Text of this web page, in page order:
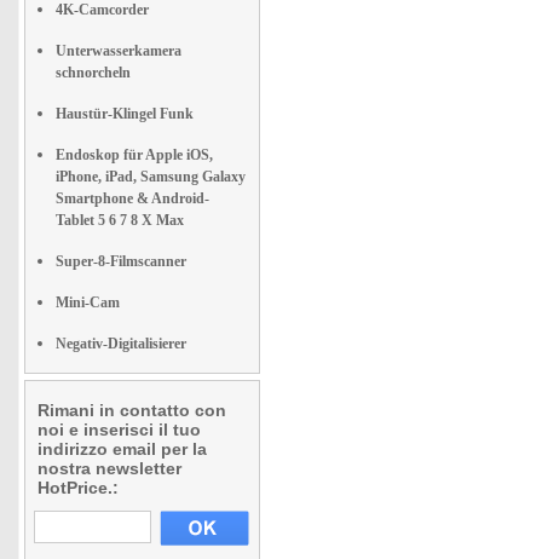
4K-Camcorder
Unterwasserkamera
schnorcheln
Haustür-Klingel Funk
Endoskop für Apple iOS,
iPhone, iPad, Samsung Galaxy
Smartphone & Android-
Tablet 5 6 7 8 X Max
Super-8-Filmscanner
Mini-Cam
Negativ-Digitalisierer
Rimani in contatto con
noi e inserisci il tuo
indirizzo email per la
nostra newsletter
HotPrice.: